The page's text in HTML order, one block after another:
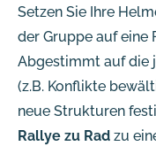
Setzen Sie Ihre
der Gruppe auf eine
Abgestimmt auf die
(z.B. Konflikte
neue Strukturen
Rallye zu Rad zu